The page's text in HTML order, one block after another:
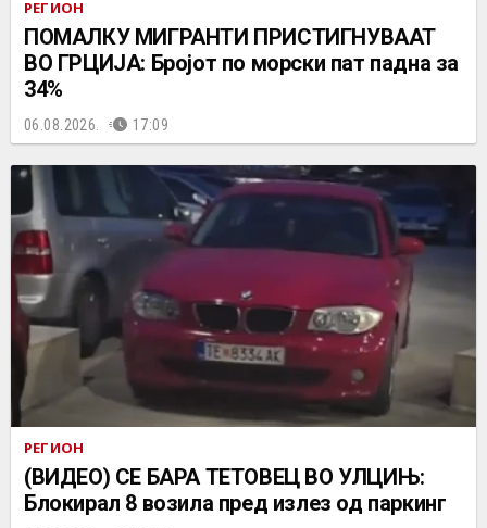
РЕГИОН
ПОМАЛКУ МИГРАНТИ ПРИСТИГНУВААТ
ВО ГРЦИЈА: Бројот по морски пат падна за
34%
06.08.2026. 17:09
РЕГИОН
(ВИДЕО) СЕ БАРА ТЕТОВЕЦ ВО УЛЦИЊ:
Блокирал 8 возила пред излез од паркинг